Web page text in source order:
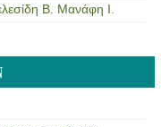
Β. Μανάφη Ι.